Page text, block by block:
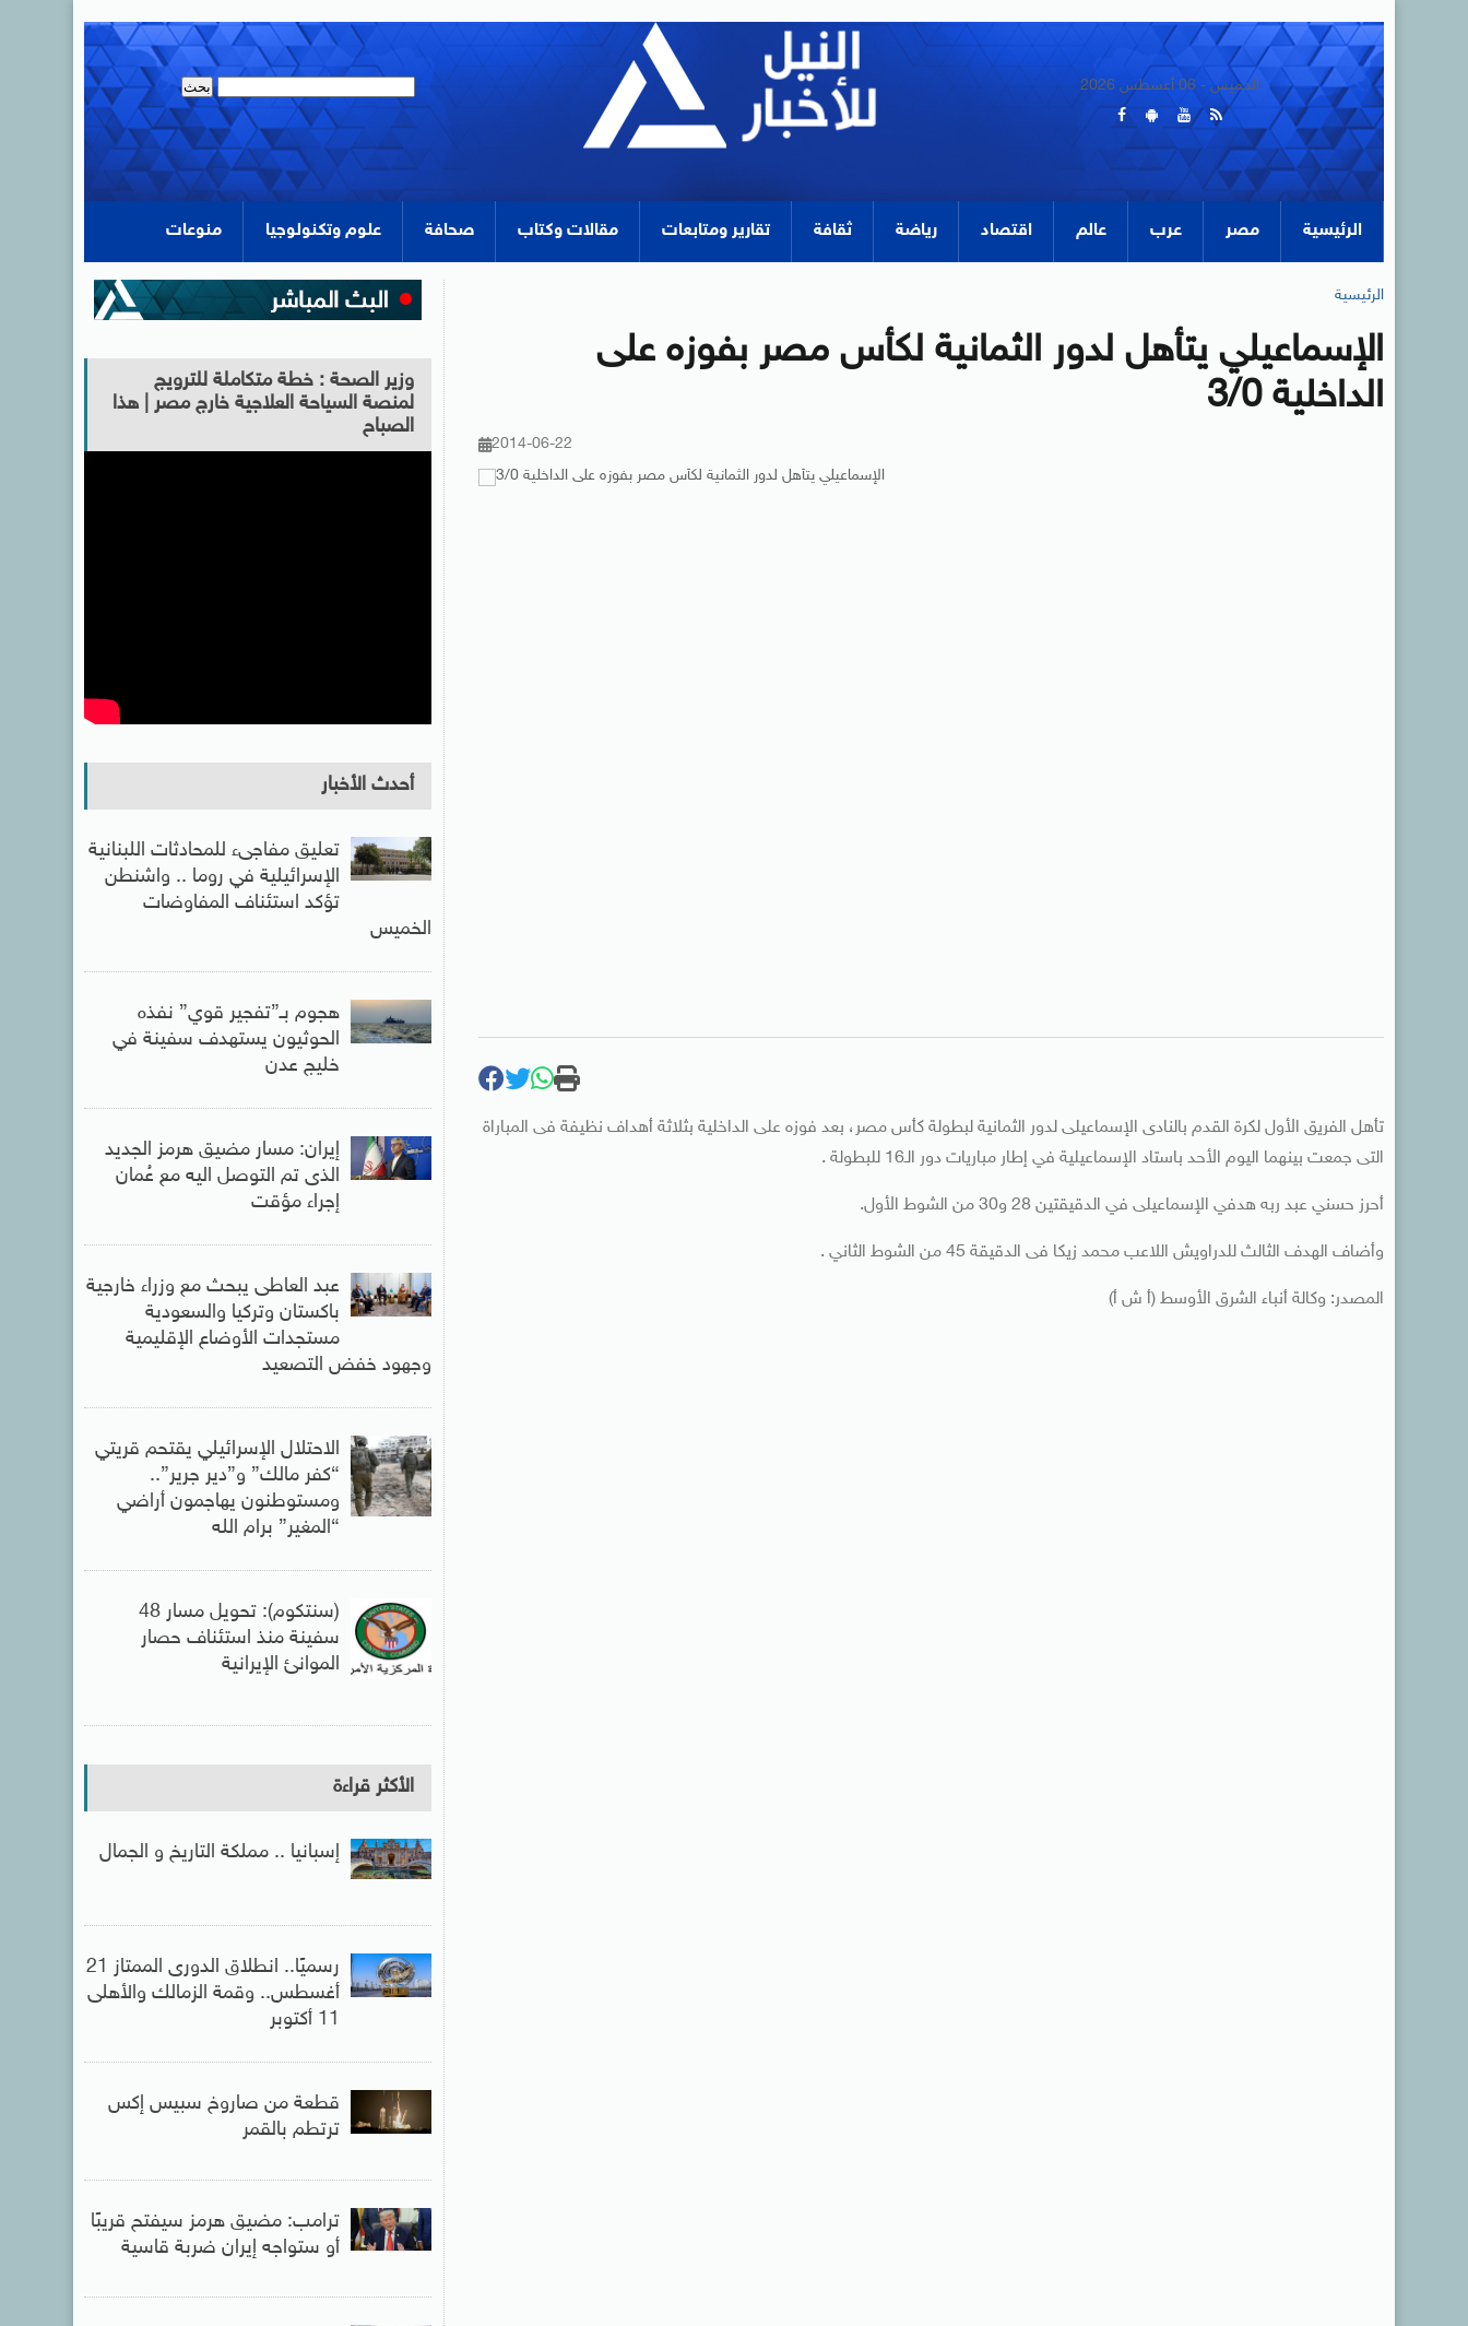
الخميس - 06 أغسطس 2026
الرئيسية مصر عرب عالم اقتصاد رياضة ثقافة تقارير ومتابعات مقالات وكتاب صحافة علوم وتكنولوجيا منوعات
الرئيسية
الإسماعيلي يتأهل لدور الثمانية لكأس مصر بفوزه على
الداخلية 3/0
2014-06-22
تأهل الفريق الأول لكرة القدم بالنادى الإسماعيلى لدور الثمانية لبطولة كأس مصر، بعد فوزه على الداخلية بثلاثة أهداف نظيفة فى المباراة
التى جمعت بينهما اليوم الأحد باستاد الإسماعيلية في إطار مباريات دور الـ16 للبطولة .
أحرز حسني عبد ربه هدفي الإسماعيلى في الدقيقتين 28 و30 من الشوط الأول.
وأضاف الهدف الثالث للدراويش اللاعب محمد زيكا فى الدقيقة 45 من الشوط الثاني .
المصدر: وكالة أنباء الشرق الأوسط (أ ش أ)
وزير الصحة : خطة متكاملة للترويج
لمنصة السياحة العلاجية خارج مصر | هذا
الصباح
أحدث الأخبار
تعليق مفاجىء للمحادثات اللبنانية
الإسرائيلية في روما .. واشنطن
تؤكد استئناف المفاوضات
الخميس
هجوم بـ”تفجير قوي” نفذه
الحوثيون يستهدف سفينة في
خليج عدن
إيران: مسار مضيق هرمز الجديد
الذى تم التوصل اليه مع عُمان
إجراء مؤقت
عبد العاطى يبحث مع وزراء خارجية
باكستان وتركيا والسعودية
مستجدات الأوضاع الإقليمية
وجهود خفض التصعيد
الاحتلال الإسرائيلي يقتحم قريتي
“كفر مالك” و”دير جرير”..
ومستوطنون يهاجمون أراضي
“المغير” برام الله
(سنتكوم): تحويل مسار 48
سفينة منذ استئناف حصار
الموانئ الإيرانية
الأكثر قراءة
إسبانيا .. مملكة التاريخ و الجمال
رسميًا.. انطلاق الدورى الممتاز 21
أغسطس.. وقمة الزمالك والأهلى
11 أكتوبر
قطعة من صاروخ سبيس إكس
ترتطم بالقمر
ترامب: مضيق هرمز سيفتح قريبًا
أو ستواجه إيران ضربة قاسية